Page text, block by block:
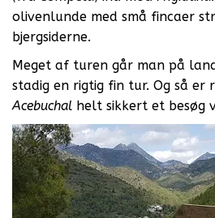
olivenlunde med små fincaer
bjergsiderne.
Meget af turen går man på
stadig en rigtig fin tur. Og så er
Acebuchal helt sikkert et besøg